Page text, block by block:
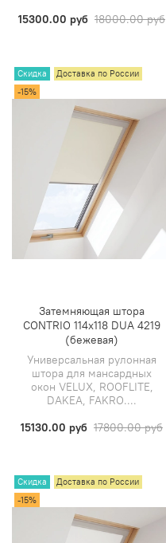
15300.00 руб 18000.00 руб
Скидка
Доставка по России
-15%
Затемняющая штора
CONTRIO 114х118 DUA 4219
(бежевая)
Универсальная рулонная
штора для мансардных
окон VELUX, ROOFLITE,
DAKEA, FAKRO....
15130.00 руб 17800.00 руб
Скидка
Доставка по России
-15%